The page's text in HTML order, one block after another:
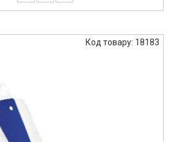
Код товару: 18183